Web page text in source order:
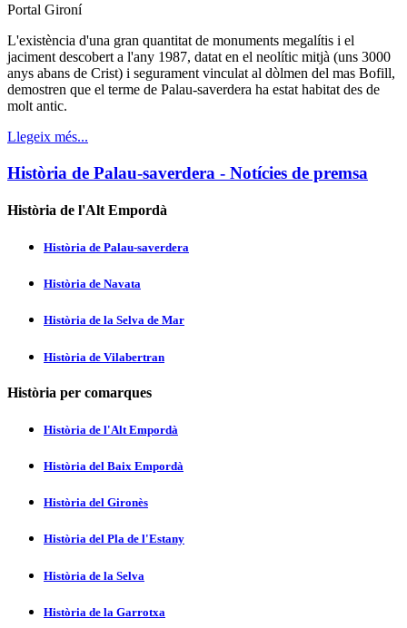
Portal Gironí
L'existència d'una gran quantitat de monuments megalítis i el
jaciment descobert a l'any 1987, datat en el neolític mitjà (uns 3000
anys abans de Crist) i segurament vinculat al dòlmen del mas Bofill,
demostren que el terme de Palau-saverdera ha estat habitat des de
molt antic.
Llegeix més...
Història de Palau-saverdera - Notícies de premsa
Història de l'Alt Empordà
Història de Palau-saverdera
Història de Navata
Història de la Selva de Mar
Història de Vilabertran
Història per comarques
Història de l'Alt Empordà
Història del Baix Empordà
Història del Gironès
Història del Pla de l'Estany
Història de la Selva
Història de la Garrotxa